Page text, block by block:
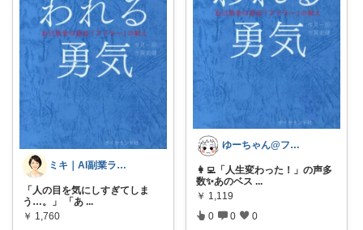
ミキ｜AI副業ライター
「人の目を気にしすぎてしま
う…。」 「あ ...
￥ 1,760
ゆーちゃん@フォロワーさまから購入💕
👩‍💻「人生変わった！」の声多
数✨あのベス ...
￥ 1,119
0 0 0